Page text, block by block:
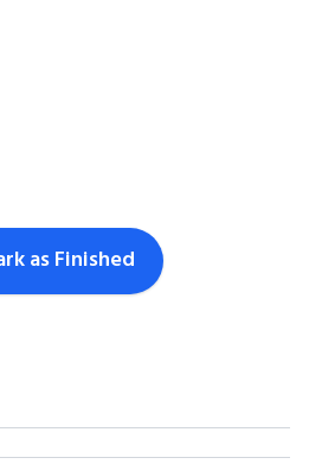
as Finished